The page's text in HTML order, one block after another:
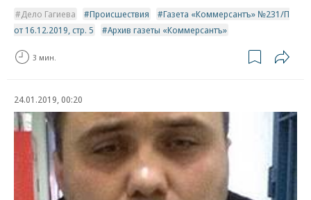
Дело Гагиева Происшествия
Газета «Коммерсантъ» №231/П
от 16.12.2019, стр. 5
Архив газеты «Коммерсантъ»
3 мин.
24.01.2019, 00:20